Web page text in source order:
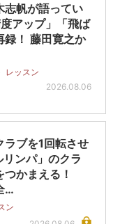
志帆が語ってい
アップ」「飛ば
録！ 藤田寛之か
レッスン
2026.08.06
ラブを1回転させ
ンパ」のクラ
かまえる！
…
ン